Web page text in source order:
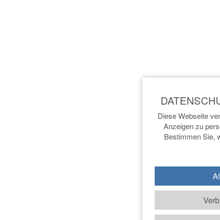
Diese Webseite
Anzeigen zu
Bestimmen Sie,